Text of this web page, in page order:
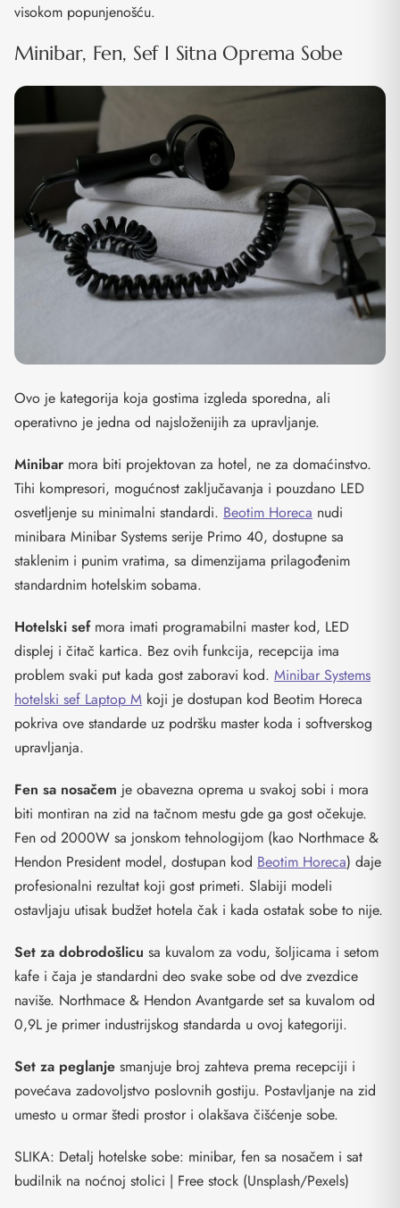
visokom popunjenošću.
Minibar, Fen, Sef I Sitna Oprema Sobe
Ovo je kategorija koja gostima izgleda sporedna, ali
operativno je jedna od najsloženijih za upravljanje.
Minibar mora biti projektovan za hotel, ne za domaćinstvo.
Tihi kompresori, mogućnost zaključavanja i pouzdano LED
osvetljenje su minimalni standardi. Beotim Horeca nudi
minibara Minibar Systems serije Primo 40, dostupne sa
staklenim i punim vratima, sa dimenzijama prilagođenim
standardnim hotelskim sobama.
Hotelski sefmora imati programabilni master kod, LED
displej i čitač kartica. Bez ovih funkcija, recepcija ima
problem svaki put kada gost zaboravi kod. Minibar Systems
hotelski sef Laptop M koji je dostupan kod Beotim Horeca
pokriva ove standarde uz podršku master koda i softverskog
upravljanja.
Fen sa nosačem je obavezna oprema u svakoj sobi i mora
biti montiran na zid na tačnom mestu gde ga gost očekuje.
Fen od 2000W sa jonskom tehnologijom (kao Northmace &
Hendon President model, dostupan kod Beotim Horeca) daje
profesionalni rezultat koji gost primeti. Slabiji modeli
ostavljaju utisak budžet hotela čak i kada ostatak sobe to nije.
Set za dobrodošlicu sa kuvalom za vodu, šoljicama i setom
kafe i čaja je standardni deo svake sobe od dve zvezdice
naviše. Northmace & Hendon Avantgarde set sa kuvalom od
0,9L je primer industrijskog standarda u ovoj kategoriji.
Set za peglanje smanjuje broj zahteva prema recepciji i
povećava zadovoljstvo poslovnih gostiju. Postavljanje na zid
umesto u ormar štedi prostor i olakšava čišćenje sobe.
SLIKA: Detalj hotelske sobe: minibar, fen sa nosačem i sat
budilnik na noćnoj stolici | Free stock (Unsplash/Pexels)